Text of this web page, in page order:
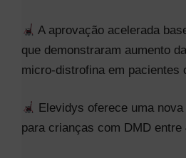
A aprovação acelerada
que demonstraram aumento
micro-distrofina em pacientes
Elevidys oferece uma
para crianças com DMD entre